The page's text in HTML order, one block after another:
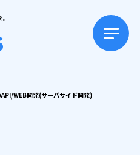
WEB開発(サーバサイド開発)